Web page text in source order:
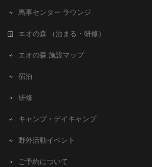
馬事センター ラウンジ
エオの森 （泊まる・研修）
エオの森 施設マップ
宿泊
研修
キャンプ・デイキャンプ
野外活動イベント
ご予約について